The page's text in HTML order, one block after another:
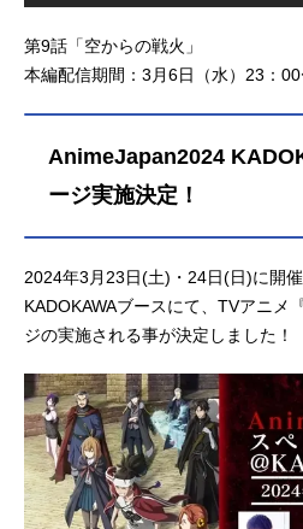
第9話「空からの戦火」
本編配信期間：3月6日（水）23：
AnimeJapan2024
ージ実施決定！
2024年3月23日(土)・24日(日)に開
KADOKAWAブースにて、TVアニメ
ジの実施される事が決定しました！